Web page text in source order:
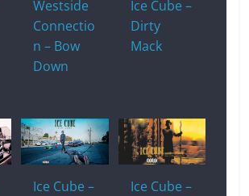
Westside
Connectio
n – Bow
Down
Ice Cube –
Dirty
Mack
Ice Cube –
Ice Cube –